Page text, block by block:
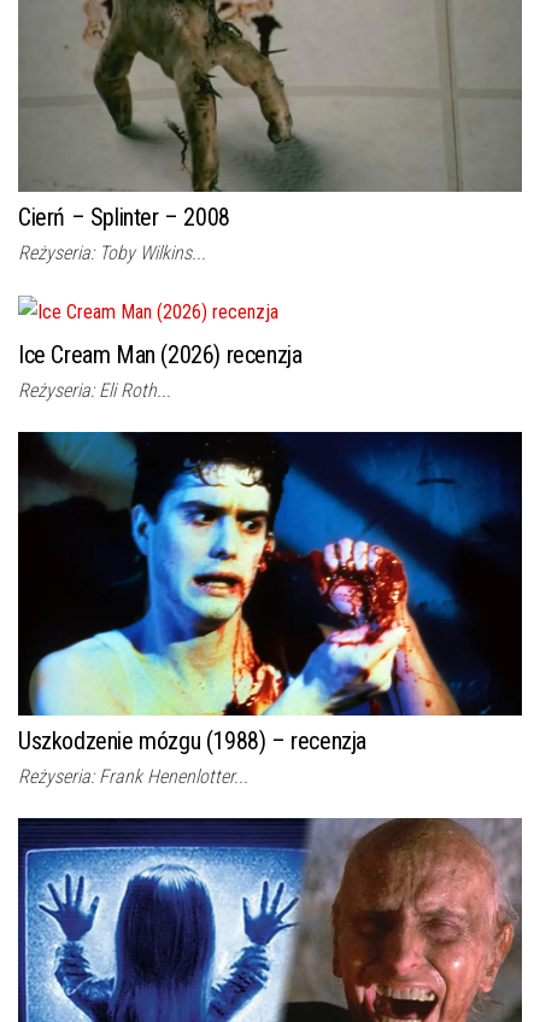
Cierń – Splinter – 2008
Reżyseria: Toby Wilkins...
Ice Cream Man (2026) recenzja
Reżyseria: Eli Roth...
Uszkodzenie mózgu (1988) – recenzja
Reżyseria: Frank Henenlotter...